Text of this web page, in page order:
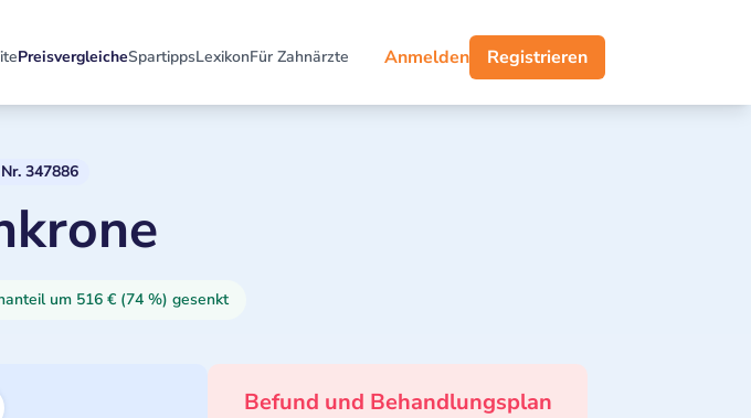
PreisvergleicheSpartippsLexikonFür Zahnärzte Anmelden Registrieren
347886
um 516 € (74 %) gesenkt
Befund und Behandlungsplan